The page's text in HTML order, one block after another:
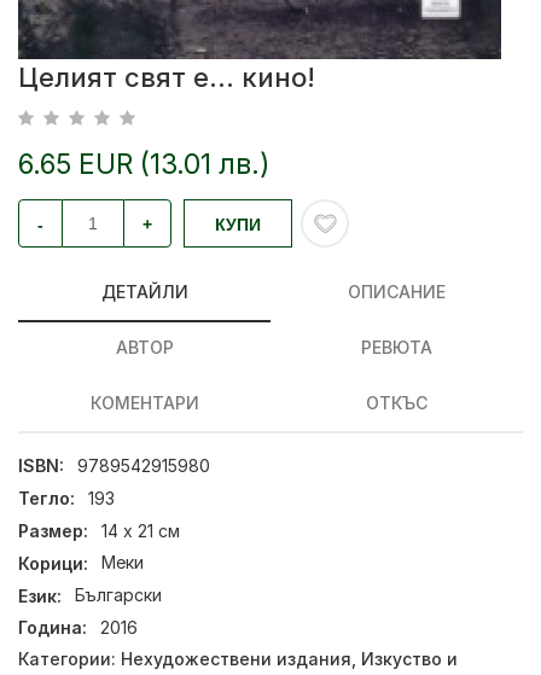
Целият свят е... кино!
6.65 EUR (13.01 лв.)
- + КУПИ
ДЕТАЙЛИ ОПИСАНИЕ
АВТОР РЕВЮТА
КОМЕНТАРИ ОТКЪС
ISBN:
9789542915980
Тегло:
193
Размер:
14 x 21 см
Корици:
Меки
Език:
Български
Година:
2016
Категории: Нехудожествени издания Изкуство и